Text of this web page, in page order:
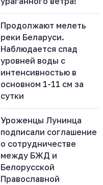
Продолжают мелеть
реки Беларуси.
Наблюдается спад
уровней воды с
интенсивностью в
основном 1-11 см за
сутки
Уроженцы Лунинца
подписали соглашение
о сотрудничестве
между БЖД и
Белорусской
Православной